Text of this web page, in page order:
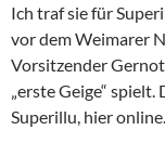
Ich traf sie für
vor dem Weimarer
Vorsitzender
„erste Geige“
Superillu, hier online.